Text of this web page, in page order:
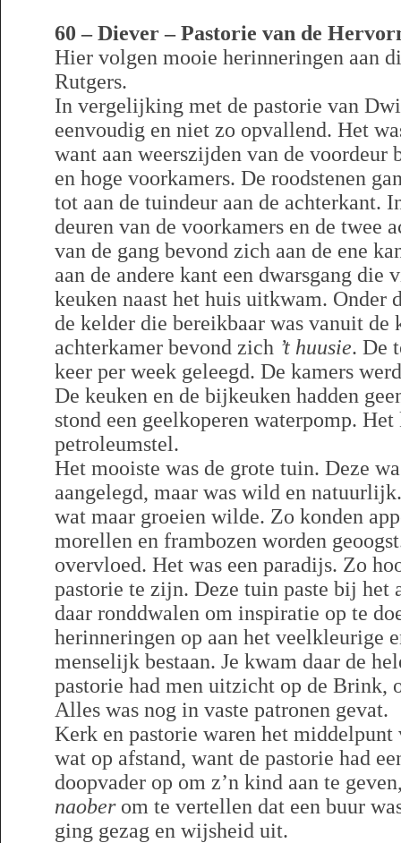
60 – Diever – Pastorie van de
Hier volgen mooie herinneringen aan
Rutgers.
In vergelijking met de pastorie van
eenvoudig en niet zo opvallend. Het
want aan weerszijden van de voordeur
en hoge voorkamers. De roodstenen
tot aan de tuindeur aan de achterkant.
deuren van de voorkamers en de twee
van de gang bevond zich aan de ene
aan de andere kant een dwarsgang die
keuken naast het huis uitkwam. Onder
de kelder die bereikbaar was vanuit de
achterkamer bevond zich ’t huusie. De
keer per week geleegd. De kamers
De keuken en de bijkeuken hadden
stond een geelkoperen waterpomp.
petroleumstel.
Het mooiste was de grote tuin. Deze
aangelegd, maar was wild en
wat maar groeien wilde. Zo konden
morellen en frambozen worden
overvloed. Het was een paradijs. Zo
pastorie te zijn. Deze tuin paste bij het
daar ronddwalen om inspiratie op te
herinneringen op aan het veelkleurige
menselijk bestaan. Je kwam daar de
pastorie had men uitzicht op de Brink,
Alles was nog in vaste patronen gevat.
Kerk en pastorie waren het middelpunt
wat op afstand, want de pastorie had
doopvader op om z’n kind aan te
naoberom te vertellen dat een buur
ging gezag en wijsheid uit.